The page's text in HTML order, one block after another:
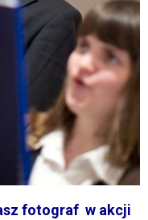
fotograf w akcji